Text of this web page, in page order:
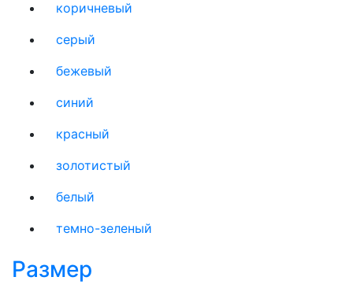
коричневый
серый
бежевый
синий
красный
золотистый
белый
темно-зеленый
Размер